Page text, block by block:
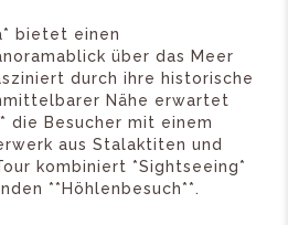
bietet einen
über das Meer
durch ihre historische
Nähe erwartet
die Besucher mit einem
aus Stalaktiten und
kombiniert *Sightseeing*
**Höhlenbesuch**.